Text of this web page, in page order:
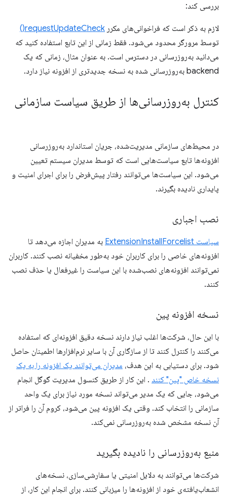
بررسی کند:
لازم به ذکر است که فراخوانی‌های مکرر requestUpdateCheck()
توسط مرورگر محدود می‌شود. فقط زمانی از این تابع استفاده کنید که
می‌دانید به‌روزرسانی در دسترس است. به عنوان مثال، زمانی که یک
backend به‌روزرسانی شده به نسخه جدیدتری از افزونه نیاز دارد.
کنترل به‌روزرسانی‌ها از طریق سیاست سازمانی
در محیط‌های سازمانی مدیریت‌شده، جریان استاندارد به‌روزرسانی
افزونه‌ها تابع سیاست‌هایی است که توسط مدیران سیستم تعیین
می‌شود. این سیاست‌ها می‌توانند رفتار پیش‌فرض را برای اجرای امنیت و
پایداری نادیده بگیرند.
نصب اجباری
سیاست ExtensionInstallForcelist
به مدیران اجازه می‌دهد تا
افزونه‌های خاصی را برای کاربران خود به‌طور مخفیانه نصب کنند. کاربران
نمی‌توانند افزونه‌های نصب‌شده با این سیاست را غیرفعال یا حذف نصب
کنند.
نسخه افزونه پین
با این حال، شرکت‌ها اغلب نیاز دارند نسخه دقیق افزونه‌ای که استفاده
می‌کنند را کنترل کنند تا از سازگاری آن با سایر نرم‌افزارها اطمینان حاصل
شود. برای دستیابی به این هدف، مدیران می‌توانند یک افزونه را به یک
نسخه خاص "پین" کنند . این کار از طریق کنسول مدیریت گوگل انجام
می‌شود، جایی که یک مدیر می‌تواند نسخه مورد نیاز برای یک واحد
سازمانی را انتخاب کند. وقتی یک افزونه پین ​​می‌شود، کروم آن را فراتر از
آن نسخه مشخص شده به‌روزرسانی نمی‌کند.
منبع به‌روزرسانی را نادیده بگیرید
شرکت‌ها می‌توانند به دلایل امنیتی یا سفارشی‌سازی، نسخه‌های
انشعاب‌یافته‌ی خود از افزونه‌ها را میزبانی کنند. برای انجام این کار، از